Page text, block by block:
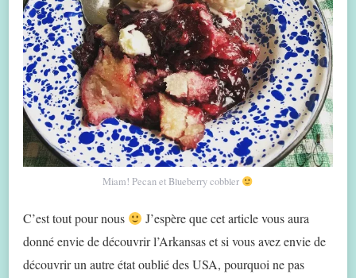
Miam! Pecan et Blueberry cobbler
C’est tout pour nous
J’espère que cet article vous aura
donné envie de découvrir l’Arkansas et si vous avez envie de
découvrir un autre état oublié des USA, pourquoi ne pas